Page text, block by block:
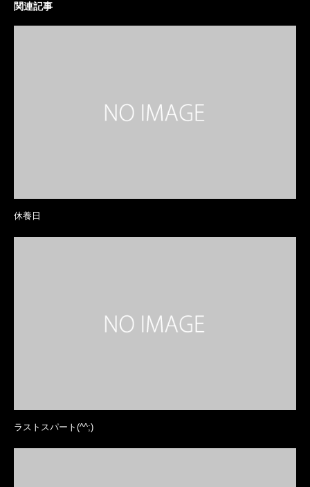
関連記事
休養日
ラストスパート(^^;)